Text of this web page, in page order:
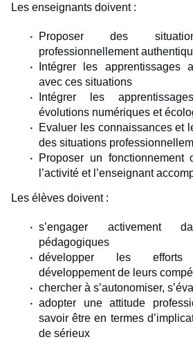
Les enseignants doivent :
Proposer des
professionnellement
Intégrer les apprentissages
avec ces situations
Intégrer les
évolutions numériques et
Evaluer les connaissances et
des situations
Proposer un fonctionnement
l’activité et l’enseignant
Les élèves doivent :
s’engager activement
pédagogiques
développer les efforts
développement de leurs
chercher à s’autonomiser,
adopter une attitude
savoir être en termes
de sérieux